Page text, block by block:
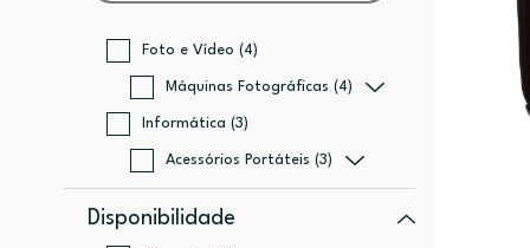
Foto e Vídeo (4)
Máquinas Fotográficas (4)
Informática (3)
Acessórios Portáteis (3)
Disponibilidade